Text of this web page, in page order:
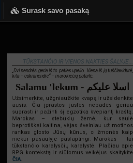
Surask savo pasaką
TŪKSTANČIO IR VIENOS NAKTIES ŠALYJE...
„Dvi nendrės geria iš to paties upelio. Viena iš jų tuščiavidurė,
kita – cukranendrė“ – marokiečių patarlė.
Salamu 'lekum - اسلا عليكم
Užsimerkite, užgniaužkite kvapą ir užsidenkite
ausis. Čia įprastos juslės nepadės geriau
suprasti ir pažinti šį egzotika kvepiantį kraštą.
Marokas – stebuklų žemė, kur saulė
beprotiškai kaitina, vėjas švelniau už motinos
rankas glosto Jūsų kūnus, o žmonės kaip
niekur pasaulyje paslaptingi. Marokas – tai
tūkstančio karalysčių karalystė. Plačiau apie
RPG kontekstą ir siūlomus veikėjus skaitykite
ČIA.